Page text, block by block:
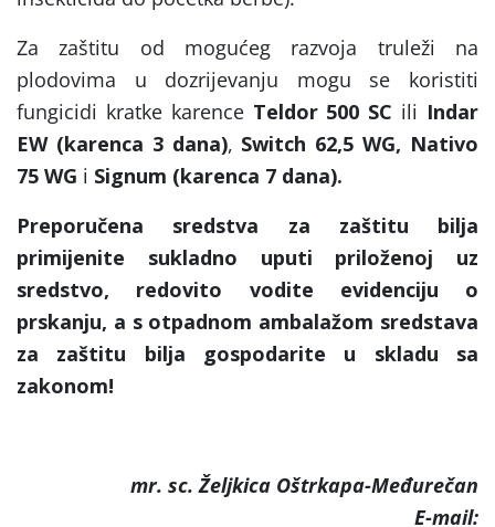
Za zaštitu od mogućeg razvoja truleži na
plodovima u dozrijevanju mogu se koristiti
fungicidi kratke karence Teldor 500 SC ili Indar
EW (karenca 3 dana), Switch 62,5 WG, Nativo
75 WG i Signum (karenca 7 dana).
Preporučena sredstva za zaštitu bilja
primijenite sukladno uputi priloženoj uz
sredstvo, redovito vodite evidenciju o
prskanju, a s otpadnom ambalažom sredstava
za zaštitu bilja gospodarite u skladu sa
zakonom!
mr. sc. Željkica Oštrkapa-Međurečan
E-mail: